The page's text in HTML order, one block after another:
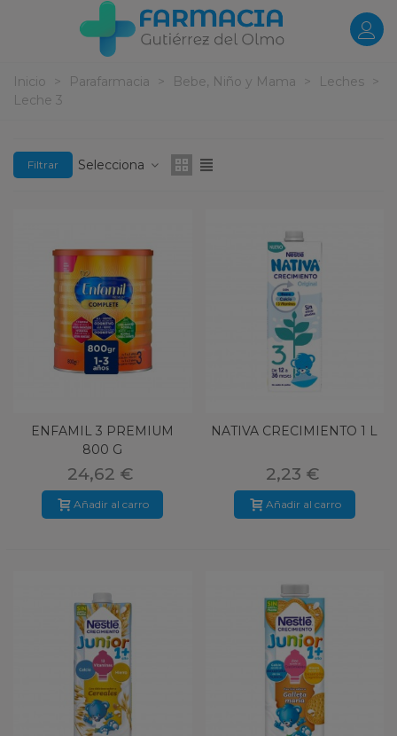
Inicio > Parafarmacia > Bebe, Niño y Mama > Leches
>
Leche 3
Filtrar Selecciona
ENFAMIL 3 PREMIUM
800 G
24,62 €
Añadir al carro
NATIVA CRECIMIENTO 1 L
2,23 €
Añadir al carro